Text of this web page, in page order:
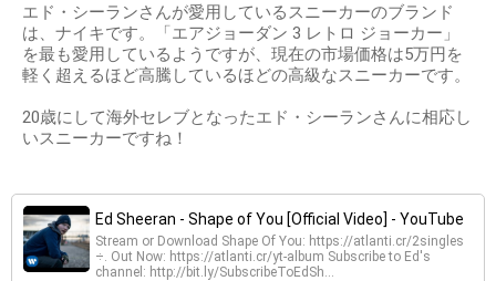
エド・シーランさんが愛用しているスニーカーのブランド
は、ナイキです。「エアジョーダン 3 レトロ ジョーカー」
を最も愛用しているようですが、現在の市場価格は5万円を
軽く超えるほど高騰しているほどの高級なスニーカーです。
20歳にして海外セレブとなったエド・シーランさんに相応し
いスニーカーですね！
Ed Sheeran - Shape of You [Official Video] - YouTube
Stream or Download Shape Of You: https://atlanti.cr/2singles
÷. Out Now: https://atlanti.cr/yt-album Subscribe to Ed's
channel: http://bit.ly/SubscribeToEdSh...